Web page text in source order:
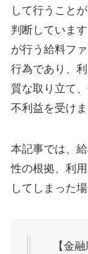
して行うこと
判断していま
が行う給料フ
行為であり、
質な取り立て
不利益を受けま
本記事では、
性の根拠、利
してしまった
【金